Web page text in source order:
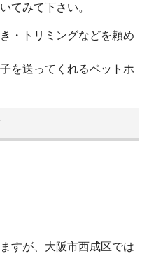
てみて下さい。
・トリミングなどを頼め
を送ってくれるペットホ
すが、大阪市西成区では